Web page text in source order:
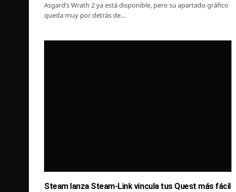
Asgard’s Wrath 2 ya está disponible, pero su apartado gráfico
queda muy por detrás de…
Steam lanza Steam-Link vincula tus Quest más fácil